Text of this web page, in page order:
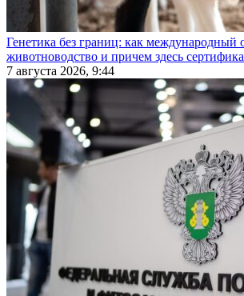
Генетика без границ: как международный
животноводство и причем здесь
7 августа 2026, 9:44